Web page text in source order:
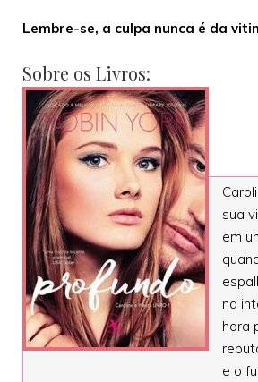
Lembre-se, a culpa nunca é da
Sobre os Livros:
sua
em
na
hora
e o